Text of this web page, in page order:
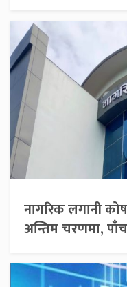
नागरिक लगानी
अन्तिम चरणमा, पाँच